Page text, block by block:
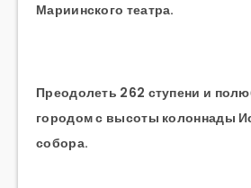
Мариинского театра.
Преодолеть 262 ступени и
городом с высоты колоннады
собора.